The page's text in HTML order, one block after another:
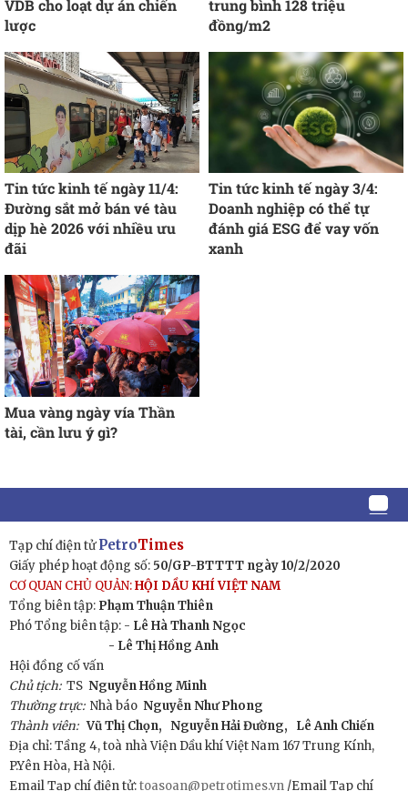
VDB cho loạt dự án chiến
lược
trung bình 128 triệu
đồng/m2
Tin tức kinh tế ngày 11/4:
Đường sắt mở bán vé tàu
dịp hè 2026 với nhiều ưu
đãi
Tin tức kinh tế ngày 3/4:
Doanh nghiệp có thể tự
đánh giá ESG để vay vốn
xanh
Mua vàng ngày vía Thần
tài, cần lưu ý gì?
Tạp chí điện tửPetroTimes
Giấy phép hoạt động số: 50/GP-BTTTT ngày 10/2/2020
CƠ QUAN CHỦ QUẢN:HỘI DẦU KHÍ VIỆT NAM
Tổng biên tập: Phạm Thuận Thiên
Phó Tổng biên tập: - Lê Hà Thanh Ngọc
- Lê Thị Hồng Anh
Hội đồng cố vấn
Chủ tịch:TS Nguyễn Hồng Minh
Thường trực: Nhà báo Nguyễn Như Phong
Thành viên: Vũ Thị Chọn, Nguyễn Hải Đường,
Lê Anh Chiến
Địa chỉ: Tầng 4, toà nhà Viện Dầu khí Việt Nam 167 Trung Kính,
P.Yên Hòa, Hà Nội.
Email Tạp chí điện tử:toasoan@petrotimes.vn /Email Tạp chí